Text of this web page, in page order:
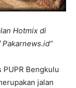
Hotmix di
Pakarnews.id”
PUPR Bengkulu
jalan